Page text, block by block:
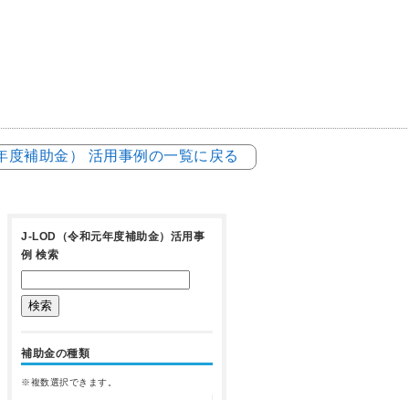
度補助金） 活用事例の一覧に戻る
J-LOD（令和元年度補助金）活用事
例 検索
補助金の種類
※複数選択できます。